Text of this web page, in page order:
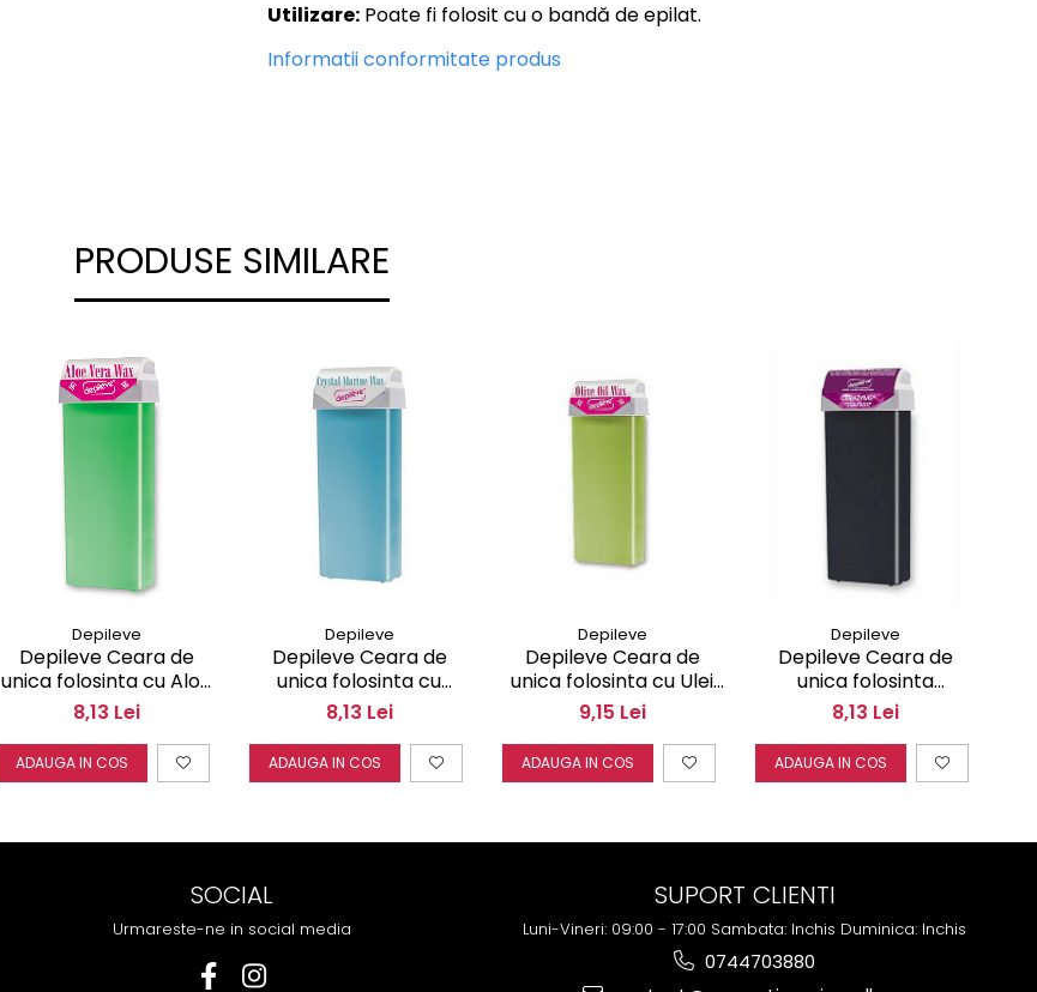
Utilizare: Poate fi folosit cu o bandă de epilat.
Informatii conformitate produs
PRODUSE SIMILARE
Depileve
Depileve Ceara de
unica folosinta cu Aloe
Vera 100 ml
8,13 Lei
ADAUGA IN COS
Depileve
Depileve Ceara de
unica folosinta cu
Colagen Marin 100 ml
8,13 Lei
ADAUGA IN COS
Depileve
Depileve Ceara de
unica folosinta cu Ulei
de Masline Olive Oil 100
9,15 Lei
ADAUGA IN COS
Depileve
Depileve Ceara de
unica folosinta
Cerazyme DNA masca
rejuvenare Ribbon Wax
100 ml
8,13 Lei
ADAUGA IN COS
SOCIAL
Urmareste-ne in social media
SUPORT CLIENTI
Luni-Vineri: 09:00 - 17:00 Sambata: Inchis Duminica: Inchis
0744703880